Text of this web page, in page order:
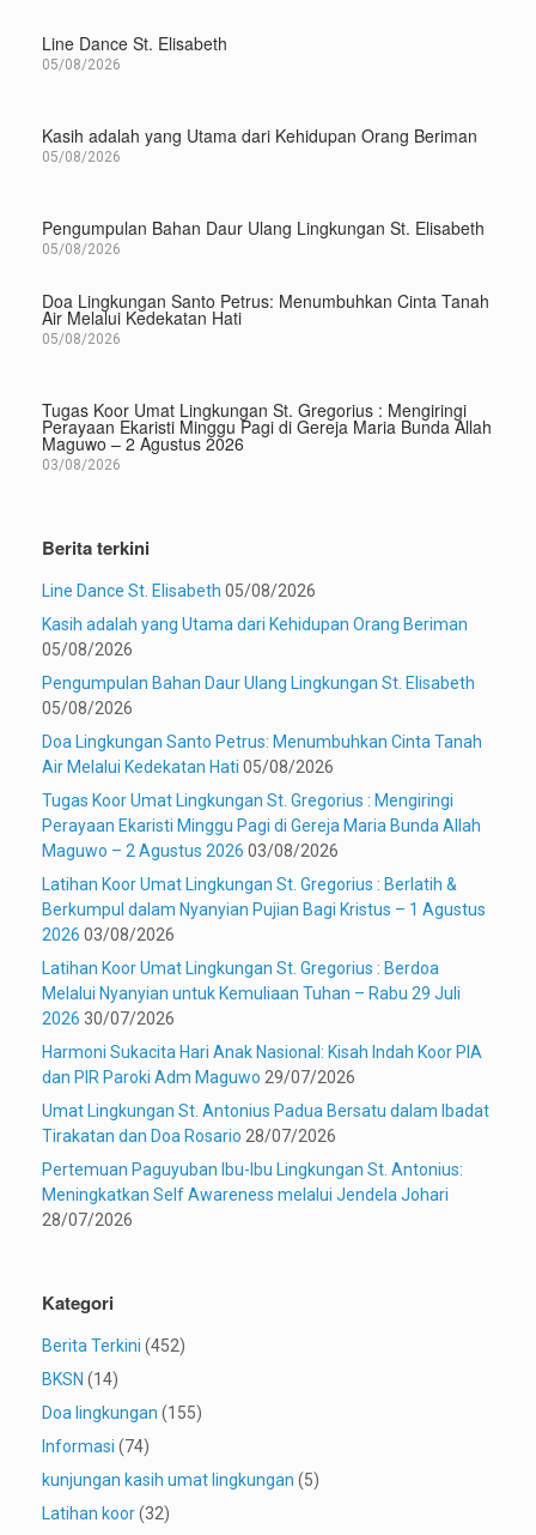
Line Dance St. Elisabeth
05/08/2026
Kasih adalah yang Utama dari Kehidupan Orang Beriman
05/08/2026
Pengumpulan Bahan Daur Ulang Lingkungan St. Elisabeth
05/08/2026
Doa Lingkungan Santo Petrus: Menumbuhkan Cinta Tanah
Air Melalui Kedekatan Hati
05/08/2026
Tugas Koor Umat Lingkungan St. Gregorius : Mengiringi
Perayaan Ekaristi Minggu Pagi di Gereja Maria Bunda Allah
Maguwo – 2 Agustus 2026
03/08/2026
Berita terkini
Line Dance St. Elisabeth 05/08/2026
Kasih adalah yang Utama dari Kehidupan Orang Beriman
05/08/2026
Pengumpulan Bahan Daur Ulang Lingkungan St. Elisabeth
05/08/2026
Doa Lingkungan Santo Petrus: Menumbuhkan Cinta Tanah
Air Melalui Kedekatan Hati 05/08/2026
Tugas Koor Umat Lingkungan St. Gregorius : Mengiringi
Perayaan Ekaristi Minggu Pagi di Gereja Maria Bunda Allah
Maguwo – 2 Agustus 2026 03/08/2026
Latihan Koor Umat Lingkungan St. Gregorius : Berlatih &
Berkumpul dalam Nyanyian Pujian Bagi Kristus – 1 Agustus
2026 03/08/2026
Latihan Koor Umat Lingkungan St. Gregorius : Berdoa
Melalui Nyanyian untuk Kemuliaan Tuhan – Rabu 29 Juli
2026 30/07/2026
Harmoni Sukacita Hari Anak Nasional: Kisah Indah Koor PIA
dan PIR Paroki Adm Maguwo 29/07/2026
Umat Lingkungan St. Antonius Padua Bersatu dalam Ibadat
Tirakatan dan Doa Rosario 28/07/2026
Pertemuan Paguyuban Ibu-Ibu Lingkungan St. Antonius:
Meningkatkan Self Awareness melalui Jendela Johari
28/07/2026
Kategori
Berita Terkini (452)
BKSN (14)
Doa lingkungan (155)
Informasi (74)
kunjungan kasih umat lingkungan (5)
Latihan koor(32)